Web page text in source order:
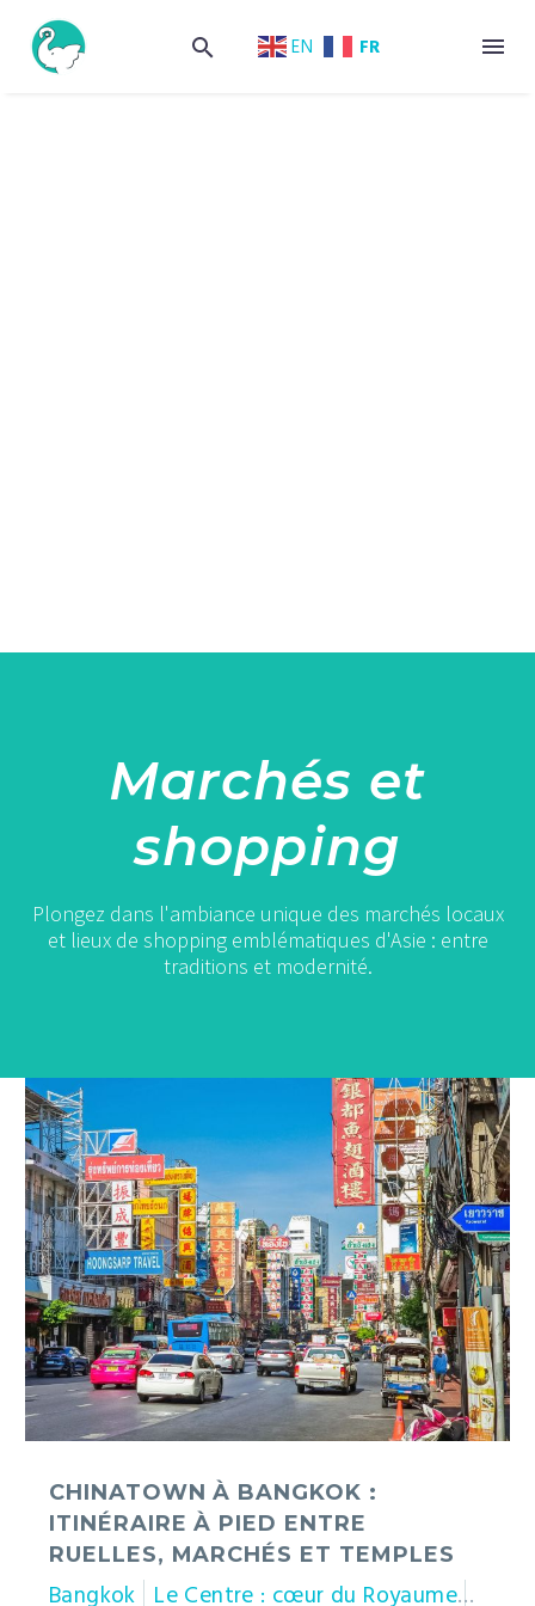
EN FR
Marchés et
shopping
Plongez dans l'ambiance unique des marchés locaux
et lieux de shopping emblématiques d'Asie : entre
traditions et modernité.
Chinatown
à
Bangkok
:
itinéraire
à
pied
entre
ruelles,
marchés
et
temples
CHINATOWN À BANGKOK :
ITINÉRAIRE À PIED ENTRE
RUELLES, MARCHÉS ET TEMPLES
Bangkok Le Centre : cœur du Royaume